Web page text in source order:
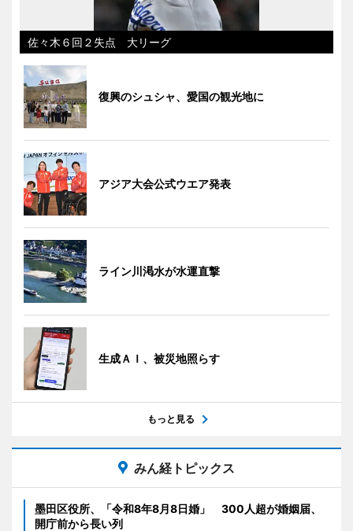
佐々木６回２失点 大リーグ
復興のシュシャ、愛国の観光地に
アジア大会公式ウエア発表
ライン川渇水が水運直撃
生成ＡＩ、被災地照らす
もっと見る
みん経トピックス
墨田区役所、「令和8年8月8日婚」 300人超が婚姻届、
開庁前から長い列